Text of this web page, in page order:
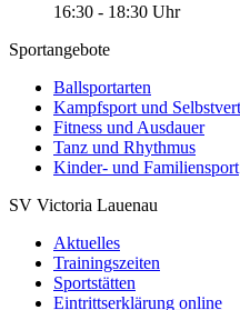
16:30 - 18:30 Uhr
Sportangebote
Ballsportarten
Kampfsport und
Fitness und Ausdauer
Tanz und Rhythmus
Kinder- und Familiensport
SV Victoria Lauenau
Aktuelles
Trainingszeiten
Sportstätten
Eintrittserklärung online